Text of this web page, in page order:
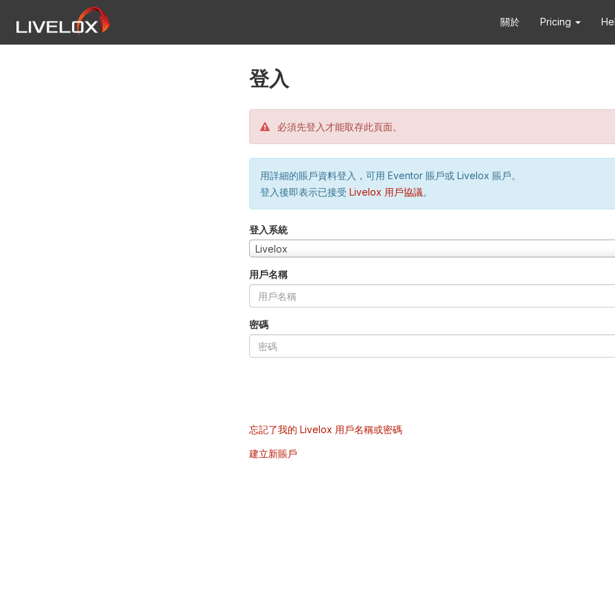
關於 Pricing
登入
必須先登入才能取存此頁面。
用詳細的賬戶資料登入，可用 Eventor 賬戶或 Livelox 賬戶。
登入後即表示已接受 Livelox 用戶協議。
登入系統
Livelox
用戶名稱
密碼
忘記了我的 Livelox 用戶名稱或密碼
建立新賬戶